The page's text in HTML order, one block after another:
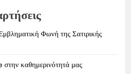
Φωνή της Σατιρικής
καθημερινότητά μας